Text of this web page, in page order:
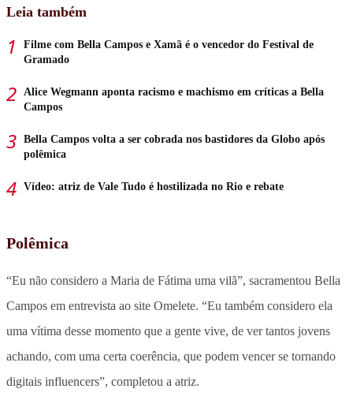
Leia também
Filme com Bella Campos e Xamã é o vencedor do Festival de
Gramado
Alice Wegmann aponta racismo e machismo em críticas a Bella
Campos
Bella Campos volta a ser cobrada nos bastidores da Globo após
polêmica
Vídeo: atriz de Vale Tudo é hostilizada no Rio e rebate
Polêmica
“Eu não considero a Maria de Fátima uma vilã”, sacramentou Bella
Campos em entrevista ao site Omelete. “Eu também considero ela
uma vítima desse momento que a gente vive, de ver tantos jovens
achando, com uma certa coerência, que podem vencer se tornando
digitais influencers”, completou a atriz.